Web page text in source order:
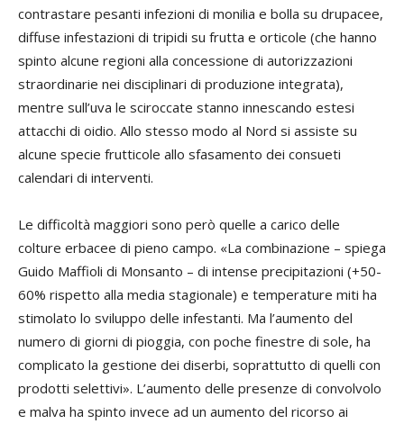
contrastare pesanti infezioni di monilia e bolla su drupacee,
diffuse infestazioni di tripidi su frutta e orticole (che hanno
spinto alcune regioni alla concessione di autorizzazioni
straordinarie nei disciplinari di produzione integrata),
mentre sull’uva le sciroccate stanno innescando estesi
attacchi di oidio. Allo stesso modo al Nord si assiste su
alcune specie frutticole allo sfasamento dei consueti
calendari di interventi.
Le difficoltà maggiori sono però quelle a carico delle
colture erbacee di pieno campo. «La combinazione – spiega
Guido Maffioli di Monsanto – di intense precipitazioni (+50-
60% rispetto alla media stagionale) e temperature miti ha
stimolato lo sviluppo delle infestanti. Ma l’aumento del
numero di giorni di pioggia, con poche finestre di sole, ha
complicato la gestione dei diserbi, soprattutto di quelli con
prodotti selettivi». L’aumento delle presenze di convolvolo
e malva ha spinto invece ad un aumento del ricorso ai